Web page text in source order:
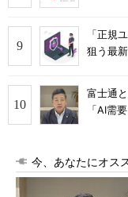
「正規
狙う最
富士通
「AI需
今、あなたにオス